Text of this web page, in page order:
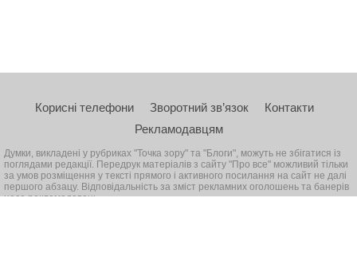
Корисні телефони Зворотний зв’язок
Контакти
Рекламодавцям
Думки, викладені у рубриках "Точка зору" та "Блоги", можуть не збігатися із
поглядами редакції. Передрук матеріалів з сайту "Про все" можливий тільки
за умов розміщення у тексті прямого і активного посилання на сайт не далі
першого абзацу. Відповідальність за зміст рекламних оголошень та банерів
несе рекламодавець